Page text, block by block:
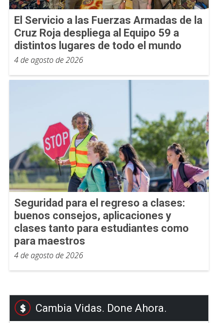
El Servicio a las Fuerzas Armadas de la
Cruz Roja despliega al Equipo 59 a
distintos lugares de todo el mundo
4 de agosto de 2026
Seguridad para el regreso a clases:
buenos consejos, aplicaciones y
clases tanto para estudiantes como
para maestros
4 de agosto de 2026
Cambia Vidas. Done Ahora.